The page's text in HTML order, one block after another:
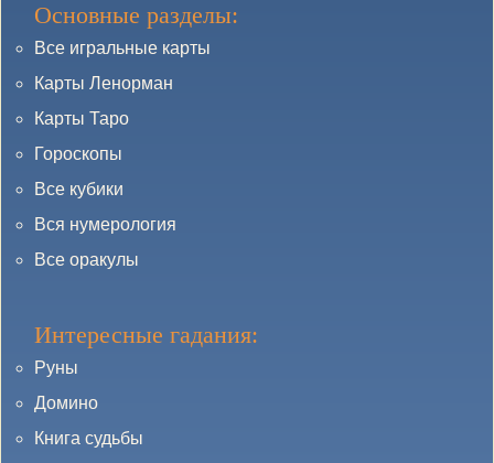
Основные разделы:
Все игральные карты
Карты Ленорман
Карты Таро
Гороскопы
Все кубики
Вся нумерология
Все оракулы
Интересные гадания:
Руны
Домино
Книга судьбы